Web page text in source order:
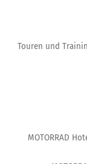
Touren und
MOTORRAD